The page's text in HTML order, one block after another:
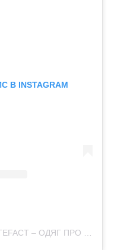
В INSTAGRAM
ДОПИС, ПОШИРЕНИЙ ARTEFACT – ОДЯГ ПРО КУЛЬТУРУ (@ARTEFACT.MERCH)